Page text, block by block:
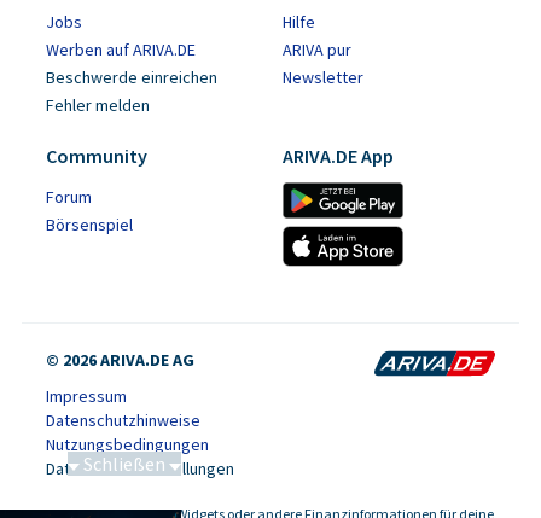
Jobs
Werben auf ARIVA.DE
Beschwerde einreichen
Fehler melden
Hilfe
ARIVA pur
Newsletter
Community
Forum
Börsenspiel
ARIVA.DE App
© 2026 ARIVA.DE AG
Impressum
Datenschutzhinweise
Nutzungsbedingungen
Datenschutzeinstellungen
Kursdaten, Widgets oder andere Finanzinformationen für deine
Schließen